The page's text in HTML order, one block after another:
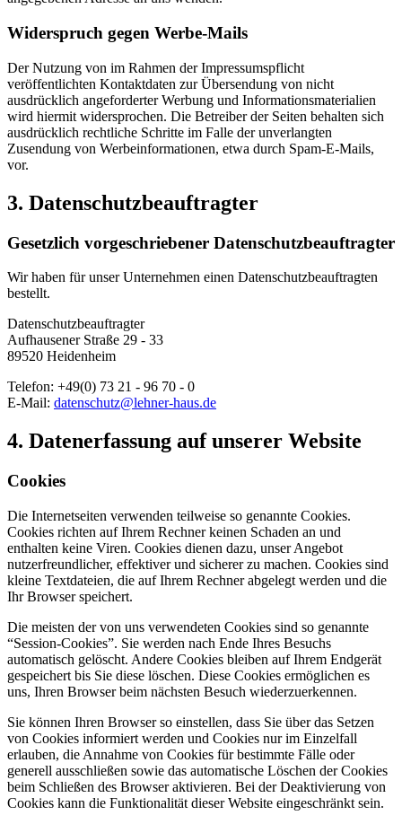
Widerspruch gegen Werbe-Mails
Der Nutzung von im Rahmen der Impressumspflicht
veröffentlichten Kontaktdaten zur Übersendung von nicht
ausdrücklich angeforderter Werbung und Informationsmaterialien
wird hiermit widersprochen. Die Betreiber der Seiten behalten sich
ausdrücklich rechtliche Schritte im Falle der unverlangten
Zusendung von Werbeinformationen, etwa durch Spam-E-Mails,
vor.
3. Datenschutzbeauftragter
Gesetzlich vorgeschriebener Datenschutzbeauftragter
Wir haben für unser Unternehmen einen Datenschutzbeauftragten
bestellt.
Datenschutzbeauftragter
Aufhausener Straße 29 - 33
89520 Heidenheim
Telefon: +49(0) 73 21 - 96 70 - 0
E-Mail: datenschutz@lehner-haus.de
4. Datenerfassung auf unserer Website
Cookies
Die Internetseiten verwenden teilweise so genannte Cookies.
Cookies richten auf Ihrem Rechner keinen Schaden an und
enthalten keine Viren. Cookies dienen dazu, unser Angebot
nutzerfreundlicher, effektiver und sicherer zu machen. Cookies sind
kleine Textdateien, die auf Ihrem Rechner abgelegt werden und die
Ihr Browser speichert.
Die meisten der von uns verwendeten Cookies sind so genannte
“Session-Cookies”. Sie werden nach Ende Ihres Besuchs
automatisch gelöscht. Andere Cookies bleiben auf Ihrem Endgerät
gespeichert bis Sie diese löschen. Diese Cookies ermöglichen es
uns, Ihren Browser beim nächsten Besuch wiederzuerkennen.
Sie können Ihren Browser so einstellen, dass Sie über das Setzen
von Cookies informiert werden und Cookies nur im Einzelfall
erlauben, die Annahme von Cookies für bestimmte Fälle oder
generell ausschließen sowie das automatische Löschen der Cookies
beim Schließen des Browser aktivieren. Bei der Deaktivierung von
Cookies kann die Funktionalität dieser Website eingeschränkt sein.